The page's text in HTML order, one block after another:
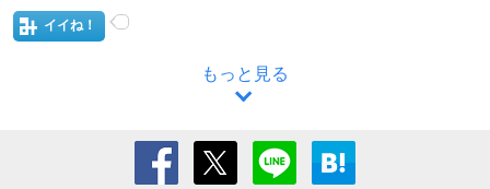
イイね！
もっと見る